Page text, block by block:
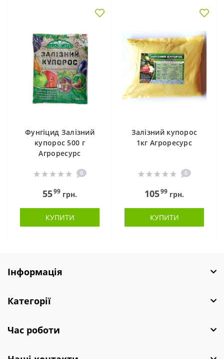
Фунгіцид Залізний
купорос 500 г
Агроресурс
0
5599 грн.
КУПИТИ
Залізний купорос
1кг Агроресурс
0
10599 грн.
КУПИТИ
Інформація
Категорії
Час роботи